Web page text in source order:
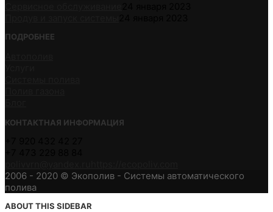
ПОДРОБНЕЕ
КОНТАКТНАЯ ИНФОРМАЦИЯ
2006 - 2020 © Экополив - Системы автоматического
полива
ABOUT THIS SIDEBAR